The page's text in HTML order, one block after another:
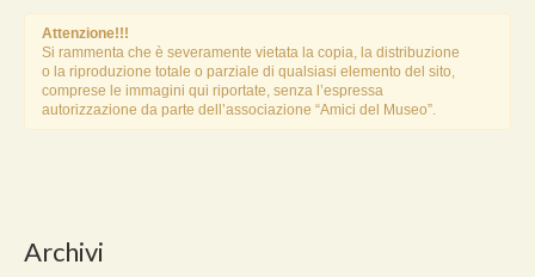
Attenzione!!!
Si rammenta che è severamente vietata la copia, la distribuzione
o la riproduzione totale o parziale di qualsiasi elemento del sito,
comprese le immagini qui riportate, senza l’espressa
autorizzazione da parte dell’associazione “Amici del Museo”.
Archivi